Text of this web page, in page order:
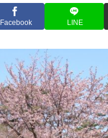
Facebook LINE